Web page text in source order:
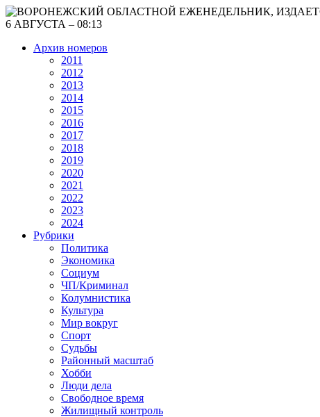
6 АВГУСТА – 08:13
Архив номеров
2011
2012
2013
2014
2015
2016
2017
2018
2019
2020
2021
2022
2023
2024
Рубрики
Политика
Экономика
Социум
ЧП/Криминал
Колумнистика
Культура
Мир вокруг
Спорт
Судьбы
Районный масштаб
Хобби
Люди дела
Свободное время
Жилищный контроль